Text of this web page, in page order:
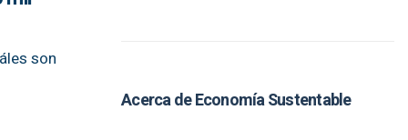
son
Acerca de Economía Sustentable